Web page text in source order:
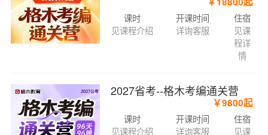
课时
见课程介绍
开课时间
详询客服
住宿
见课
程详
情
2027省考--格木考编通关营
￥9800起
课时
见课程介绍
开课时间
详询客服
住宿
见课